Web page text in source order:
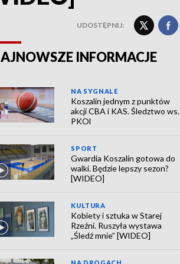
UDOSTĘPNIJ:
INFORMACJE
NA SYGNALE
Koszalin jednym z punktów
akcji CBA i KAS. Śledztwo ws.
PKOl
SPORT
Gwardia Koszalin gotowa do
walki. Będzie lepszy sezon?
[WIDEO]
KULTURA
Kobiety i sztuka w Starej
Rzeźni. Ruszyła wystawa
„Śledź mnie” [WIDEO]